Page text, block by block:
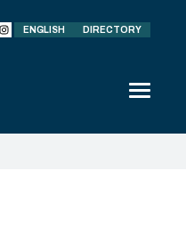
ENGLISH DIRECTORY